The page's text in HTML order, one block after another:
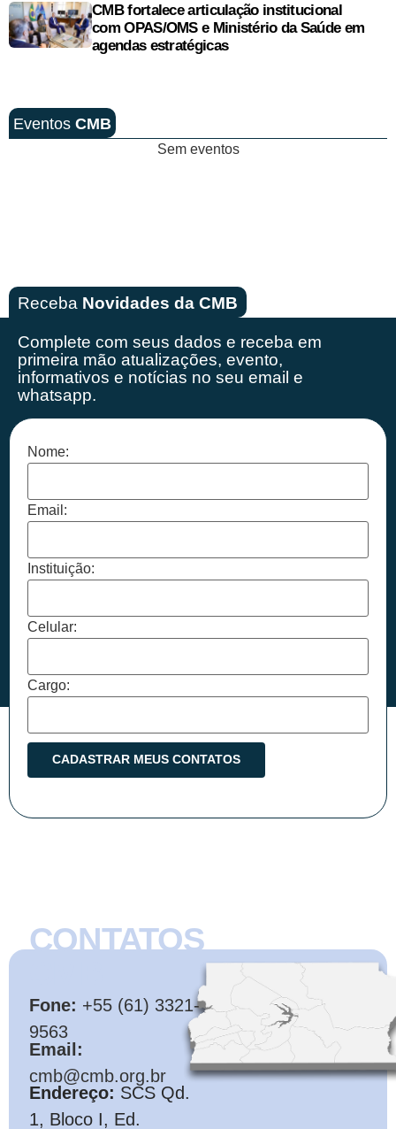
CMB fortalece articulação institucional
com OPAS/OMS e Ministério da Saúde em
agendas estratégicas
Eventos CMB
Sem eventos
Receba Novidades da CMB
Complete com seus dados e receba em
primeira mão atualizações, evento,
informativos e notícias no seu email e
whatsapp.
Nome:
Email:
Instituição:
Celular:
Cargo:
CONTATOS
Fone: +55 (61) 3321-
9563
Email:
cmb@cmb.org.br
Endereço: SCS Qd.
1, Bloco I, Ed.